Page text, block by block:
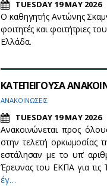
TUESDAY 19 MAY 2026
O καθηγητής Αντώνης
φοιτητές και φοιτήτριες
Ελλάδα.
ΚΑΤΕΠΕΙΓΟΥΣΑ
ΑΝΑΚΟΙΝΩΣΕΙΣ
TUESDAY 19 MAY 2026
Ανακοινώνεται προς
στην τελετή ορκωμοσίας
εστάλησαν με το υπ’
Έρευνας του ΕΚΠΑ για τις
έγ…